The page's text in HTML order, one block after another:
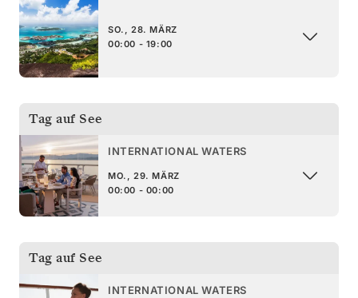
SO., 28. MÄRZ
00:00 - 19:00
Tag auf See
INTERNATIONAL WATERS
MO., 29. MÄRZ
00:00 - 00:00
Tag auf See
INTERNATIONAL WATERS